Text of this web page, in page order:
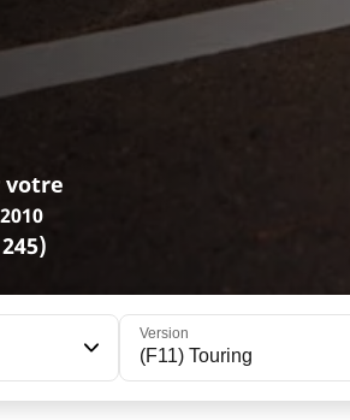
votre
Version
(F11) Touring